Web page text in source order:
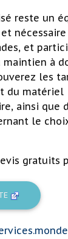
reste un
et
à
les
du matériel
ainsi que
le
gratuits